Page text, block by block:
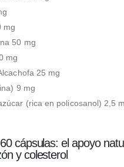
mg
50 mg
mg
25 mg
9 mg
(rica en policosanol) 2,5
cápsulas: el apoyo
y colesterol